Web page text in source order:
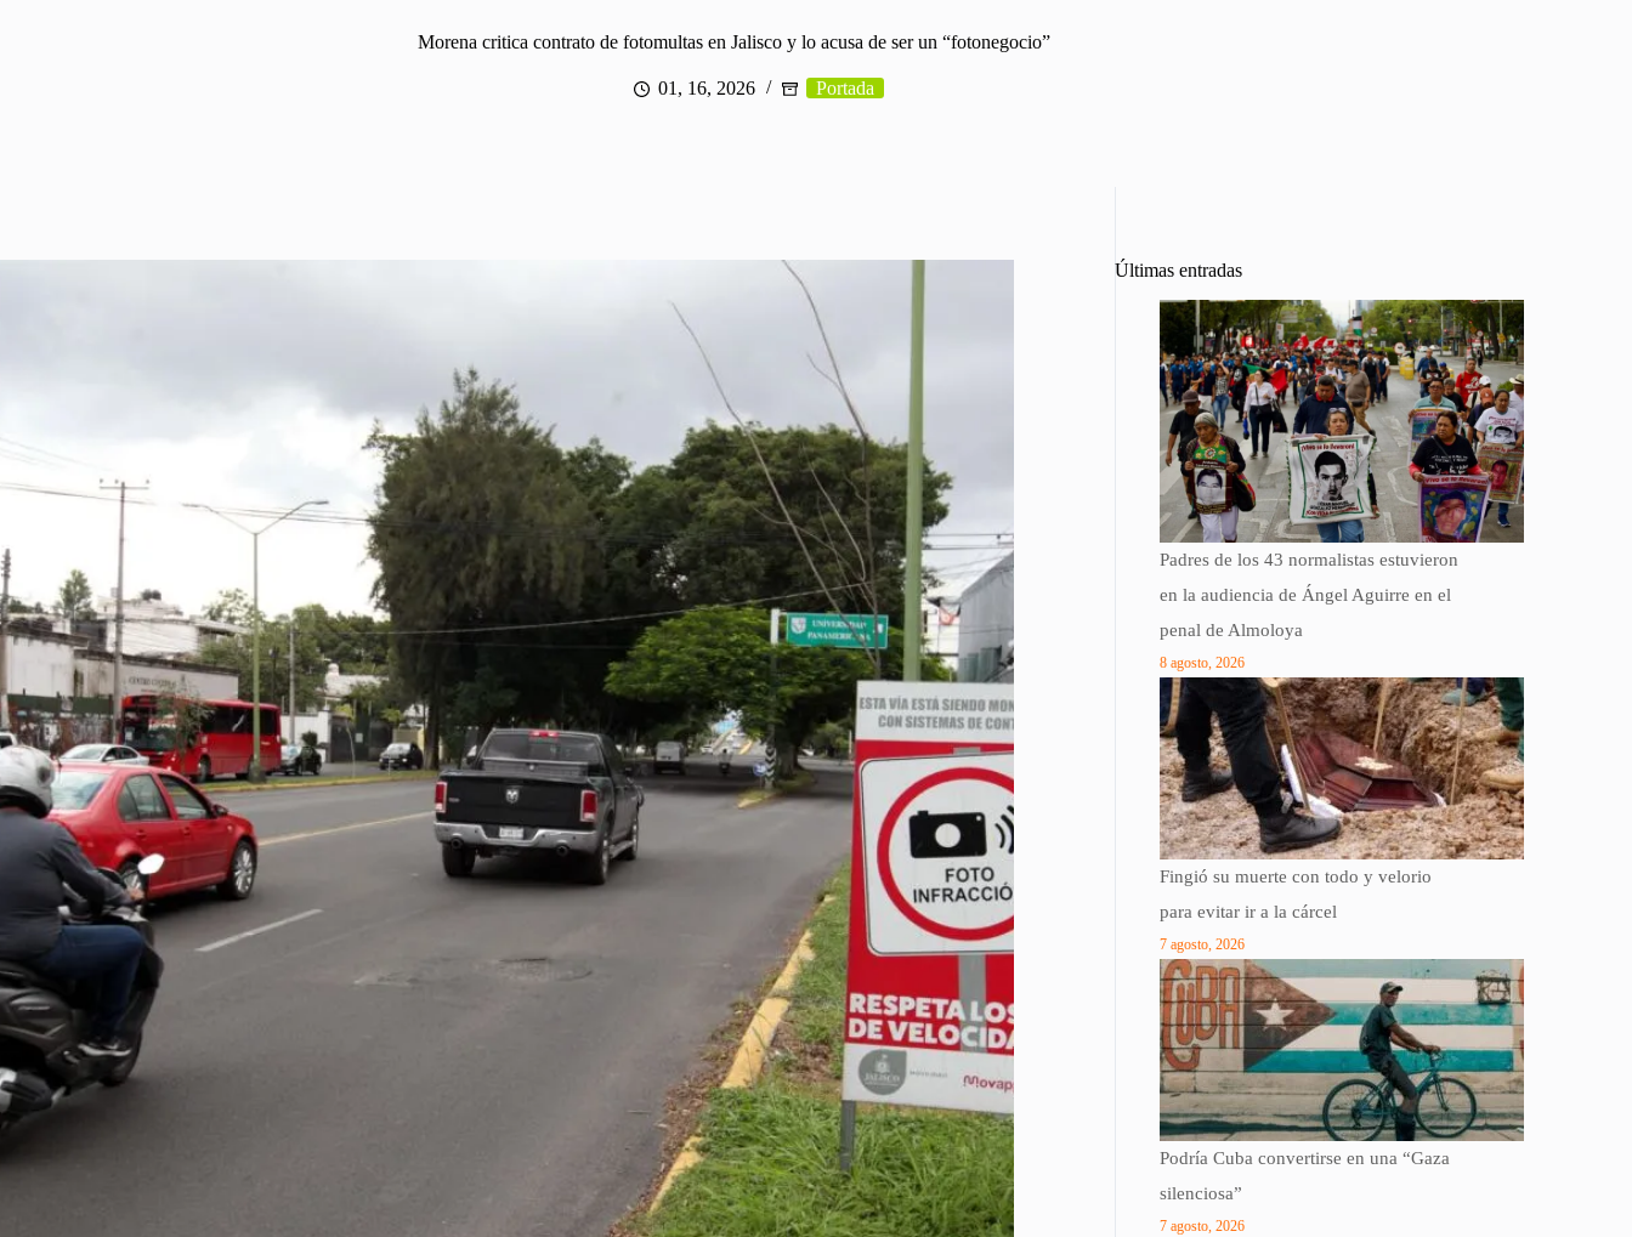
Morena critica contrato de fotomultas en Jalisco y lo acusa de ser un “fotonegocio”
01, 16, 2026 Portada
Últimas entradas
Padres de los 43 normalistas estuvieron
en la audiencia de Ángel Aguirre en el
penal de Almoloya
8 agosto, 2026
Fingió su muerte con todo y velorio
para evitar ir a la cárcel
7 agosto, 2026
Podría Cuba convertirse en una “Gaza
silenciosa”
7 agosto, 2026